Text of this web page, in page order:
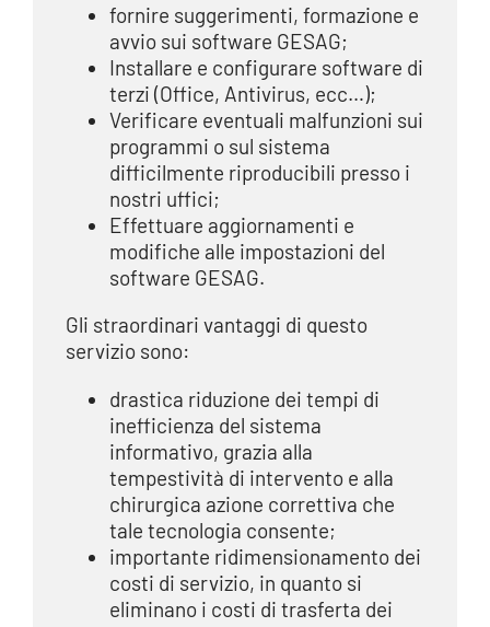
fornire suggerimenti, formazione e
avvio sui software GESAG;
Installare e configurare software di
terzi (Office, Antivirus, ecc…);
Verificare eventuali malfunzioni sui
programmi o sul sistema
difficilmente riproducibili presso i
nostri uffici;
Effettuare aggiornamenti e
modifiche alle impostazioni del
software GESAG.
Gli straordinari vantaggi di questo
servizio sono:
drastica riduzione dei tempi di
inefficienza del sistema
informativo, grazia alla
tempestività di intervento e alla
chirurgica azione correttiva che
tale tecnologia consente;
importante ridimensionamento dei
costi di servizio, in quanto si
eliminano i costi di trasferta dei